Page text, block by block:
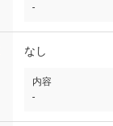
-
なし
内容
-